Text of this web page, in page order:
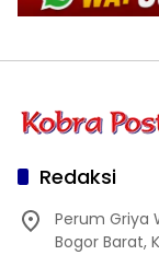
Redaksi
Perum Griya
Bogor Barat,